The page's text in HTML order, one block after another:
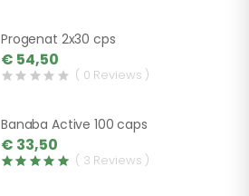
Progenat 2x30 cps
€ 54,50
( 0 Reviews )
Banaba Active 100 caps
€ 33,50
( 3 Reviews )